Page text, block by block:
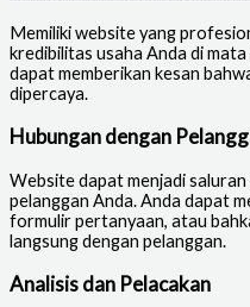
Memiliki website yang
kredibilitas usaha Anda di
dapat memberikan kesan
dipercaya.
Hubungan dengan
Website dapat menjadi
pelanggan Anda. Anda dapat
formulir pertanyaan, atau
langsung dengan pelanggan.
Analisis dan Pelacakan